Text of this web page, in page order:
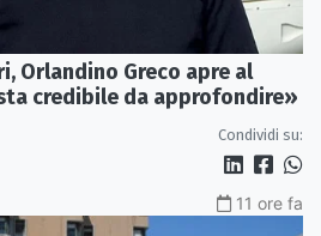
Orlandino Greco apre al
credibile da approfondire»
Condividi su:
11 ore fa